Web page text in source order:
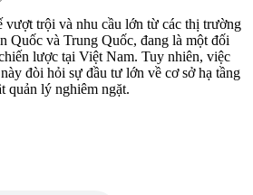
trội và nhu cầu lớn từ các thị trường
Quốc và Trung Quốc, đang là một đối
lược tại Việt Nam. Tuy nhiên, việc
đòi hỏi sự đầu tư lớn về cơ sở hạ tầng
quản lý nghiêm ngặt.